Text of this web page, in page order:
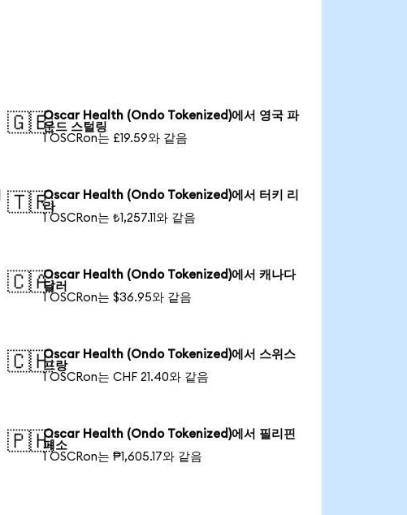
🇬🇧Oscar Health (Ondo Tokenized)에서 영국 파
운드 스털링
1 OSCRon는 £19.59와 같음
🇹🇷Oscar Health (Ondo Tokenized)에서 터키 리
라
1 OSCRon는 ₺1,257.11와 같음
🇨🇦Oscar Health (Ondo Tokenized)에서 캐나다
달러
1 OSCRon는 $36.95와 같음
🇨🇭Oscar Health (Ondo Tokenized)에서 스위스
프랑
1 OSCRon는 CHF 21.40와 같음
🇵🇭Oscar Health (Ondo Tokenized)에서 필리핀
페소
1 OSCRon는 ₱1,605.17와 같음